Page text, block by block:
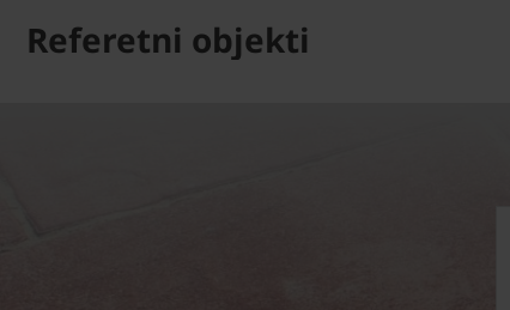
Referetni objekti